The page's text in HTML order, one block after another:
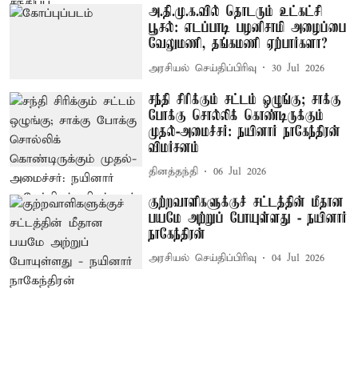
அ.தி.மு.க.வில் தொடரும் உட்கட்சி
பூசல்: எடப்பாடி பழனிசாமி அழைப்பை
வேலுமணி, தங்கமணி ஏற்பார்களா?
அரசியல் செய்திப்பிரிவு 30 Jul 2026
சந்தி சிரிக்கும் சட்டம் ஒழுங்கு; சாக்கு
போக்கு சொல்லிக் கொண்டிருக்கும்
முதல்-அமைச்சர்: நயினார் நாகேந்திரன்
விமர்சனம்
தினத்தந்தி 06 Jul 2026
குற்றவாளிகளுக்குச் சட்டத்தின் மீதான
பயமே அற்றுப் போயுள்ளது - நயினார்
நாகேந்திரன்
அரசியல் செய்திப்பிரிவு 04 Jul 2026